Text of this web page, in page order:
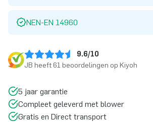
NEN-EN 14960
9.6/10
JB heeft 61 beoordelingen op Kiyoh
5 jaar garantie
Compleet geleverd met blower
Gratis en Direct transport